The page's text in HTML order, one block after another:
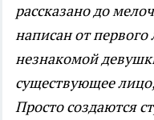
рассказано до
написан от
незнакомой
существующее
Просто создаются